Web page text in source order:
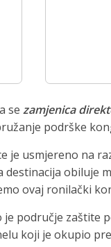
se zamjenica
podrške
je usmjereno na
destinacija
ovaj ronilački
područje zaštite
koji je okupio